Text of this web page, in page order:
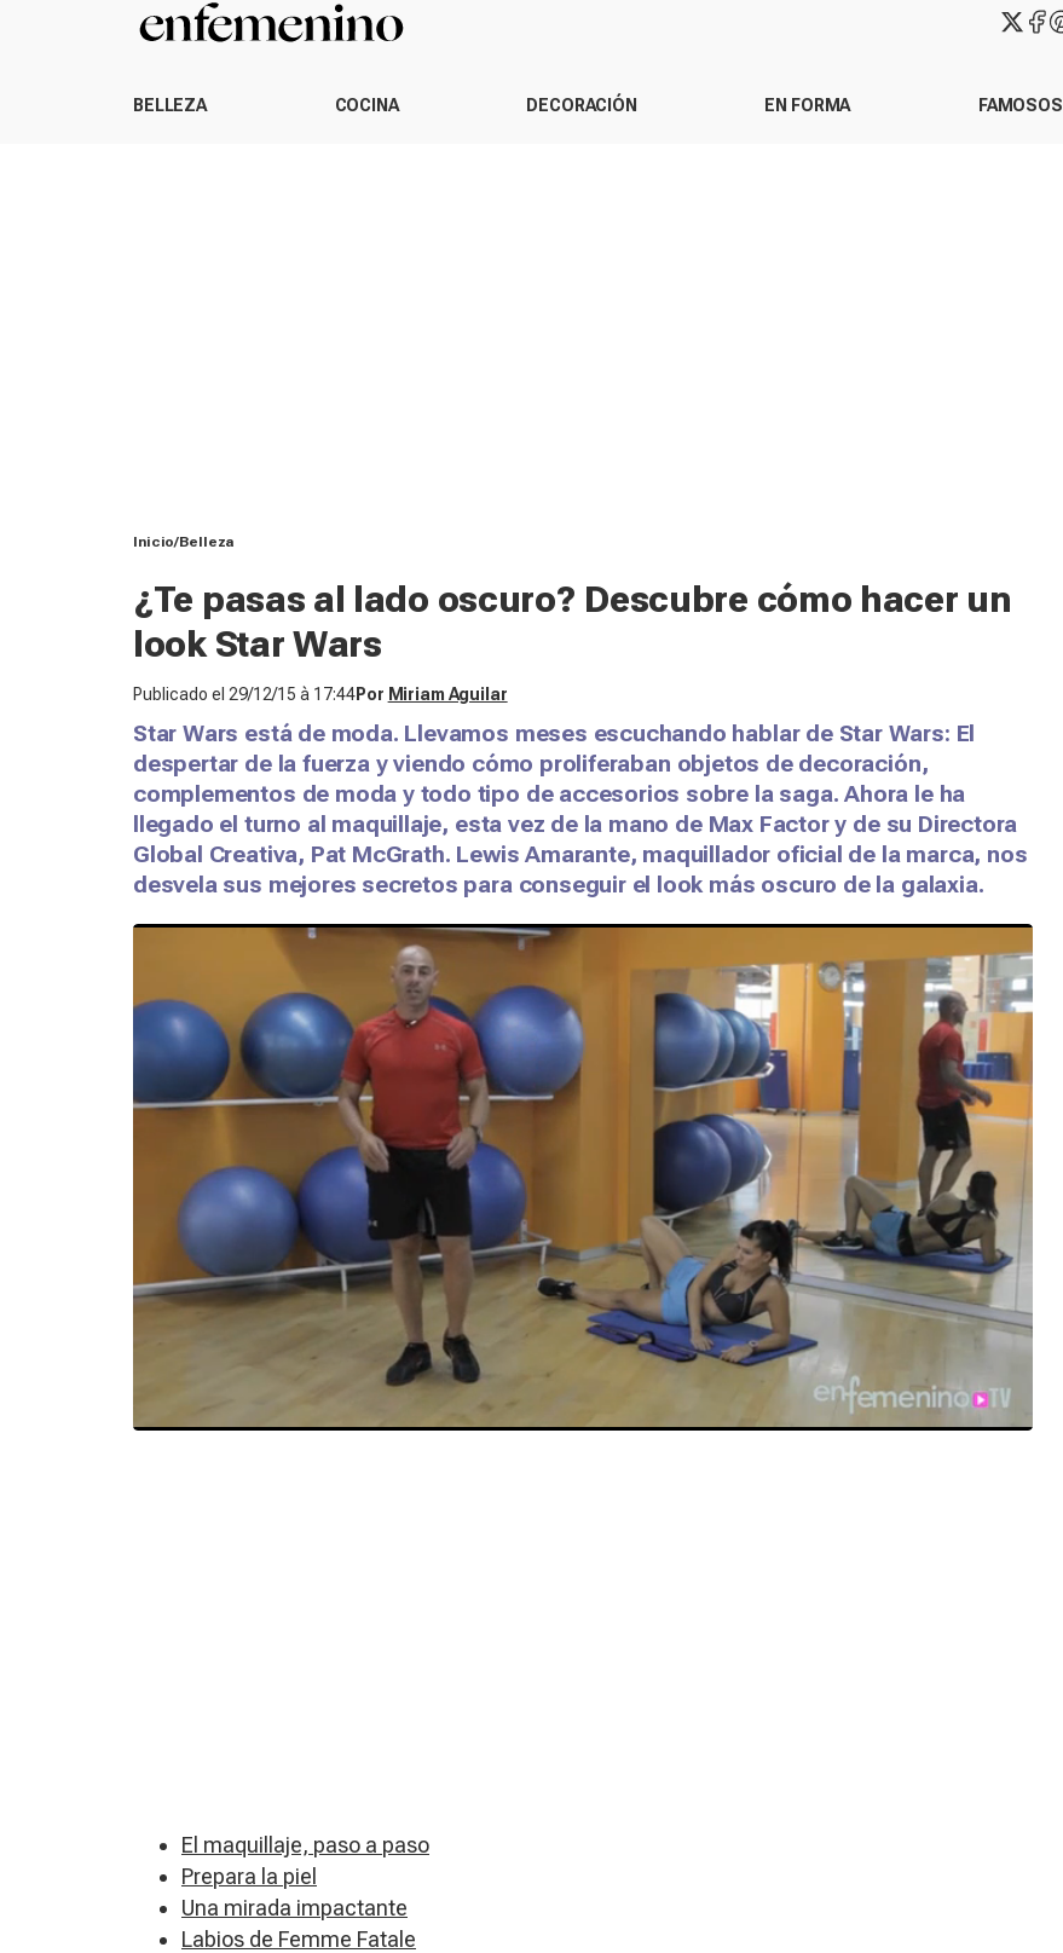
BELLEZA COCINA DECORACIÓN EN FORMA FAMOSOS
Inicio Belleza
¿Te pasas al lado oscuro? Descubre cómo hacer un
look Star Wars
Publicado el 29/12/15 à 17:44Por Miriam Aguilar
Star Wars está de moda. Llevamos meses escuchando hablar deStar Wars: El
despertar de la fuerza y viendo cómo proliferaban objetos de decoración,
complementos de moda y todo tipo de accesorios sobre la saga. Ahora le ha
llegado el turno al maquillaje, esta vez de la mano de Max Factor y de su Directora
Global Creativa, Pat McGrath. Lewis Amarante, maquillador oficial de la marca, nos
desvela sus mejores secretos para conseguir el look más oscuro de la galaxia.
El maquillaje, paso a paso
Prepara la piel
Una mirada impactante
​Labios de Femme Fatale